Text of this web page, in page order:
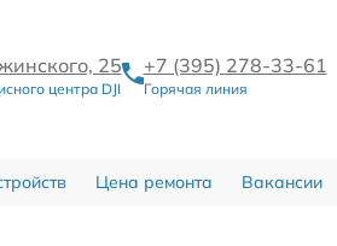
25
центра DJI
+7 (395) 278-33-61
Горячая линия
Цена ремонта Вакансии